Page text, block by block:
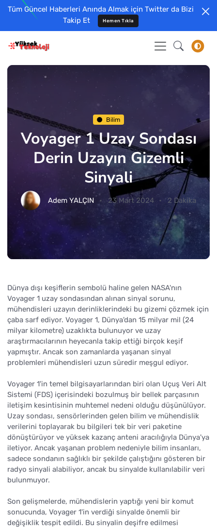
Tüm Güncel Haberleri Anında Almak için Twitter da Bizi
Takip Et
Hemen Tıkla
Bilim
Voyager 1 Uzay Sondası
Derin Uzayın Gizemli
Sinyali
Adem YALÇIN 23 Mart 2024 2 Dakika
Dünya dışı keşiflerin sembolü haline gelen NASA'nın
Voyager 1 uzay sondasından alınan sinyal sorunu,
mühendisleri uzayın derinliklerindeki bu gizemi çözmek için
çaba sarf ediyor. Voyager 1, Dünya'dan 15 milyar mil (24
milyar kilometre) uzaklıkta bulunuyor ve uzay
araştırmacılarının heyecanla takip ettiği birçok keşif
yapmıştır. Ancak son zamanlarda yaşanan sinyal
problemleri mühendisleri uzun süredir meşgul ediyor.
Voyager 1'in temel bilgisayarlarından biri olan Uçuş Veri Alt
Sistemi (FDS) içerisindeki bozulmuş bir bellek parçasının
iletişim kesintisinin muhtemel nedeni olduğu düşünülüyor.
Uzay sondası, sensörlerinden gelen bilim ve mühendislik
verilerini toplayarak bu bilgileri tek bir veri paketine
dönüştürüyor ve yüksek kazanç anteni aracılığıyla Dünya'ya
iletiyor. Ancak yaşanan problem nedeniyle bilim insanları,
sadece sondanın sağlıklı bir şekilde çalıştığını gösteren bir
radyo sinyali alabiliyor, ancak bu sinyalde kullanılabilir veri
bulunmuyor.
Son gelişmelerde, mühendislerin yaptığı yeni bir komut
sonucunda, Voyager 1'in verdiği sinyalde önemli bir
değişiklik tespit edildi. Bu sinyalin deşifre edilmesi